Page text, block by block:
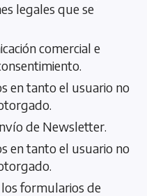
legales que se
comercial e
en tanto el usuario no
de Newsletter.
en tanto el usuario no
formularios de